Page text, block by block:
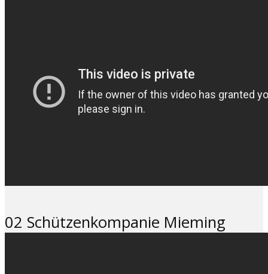
02 Schützenkompanie Mieming